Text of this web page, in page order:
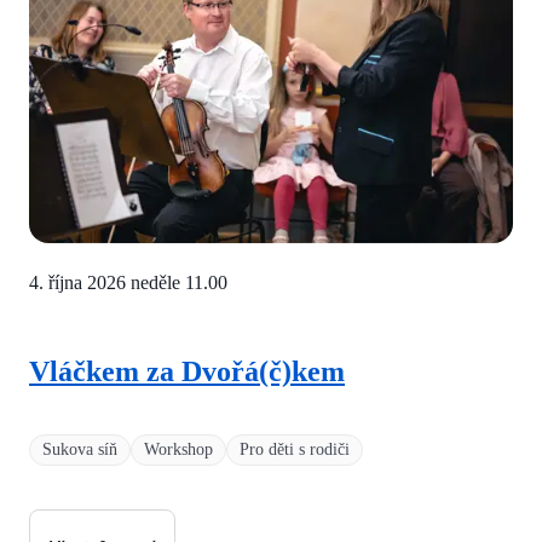
Sukova síň Workshop Pro děti s rodiči
Vláčkem za Dvořá(č)kem
4. října 2026 neděle 11.00